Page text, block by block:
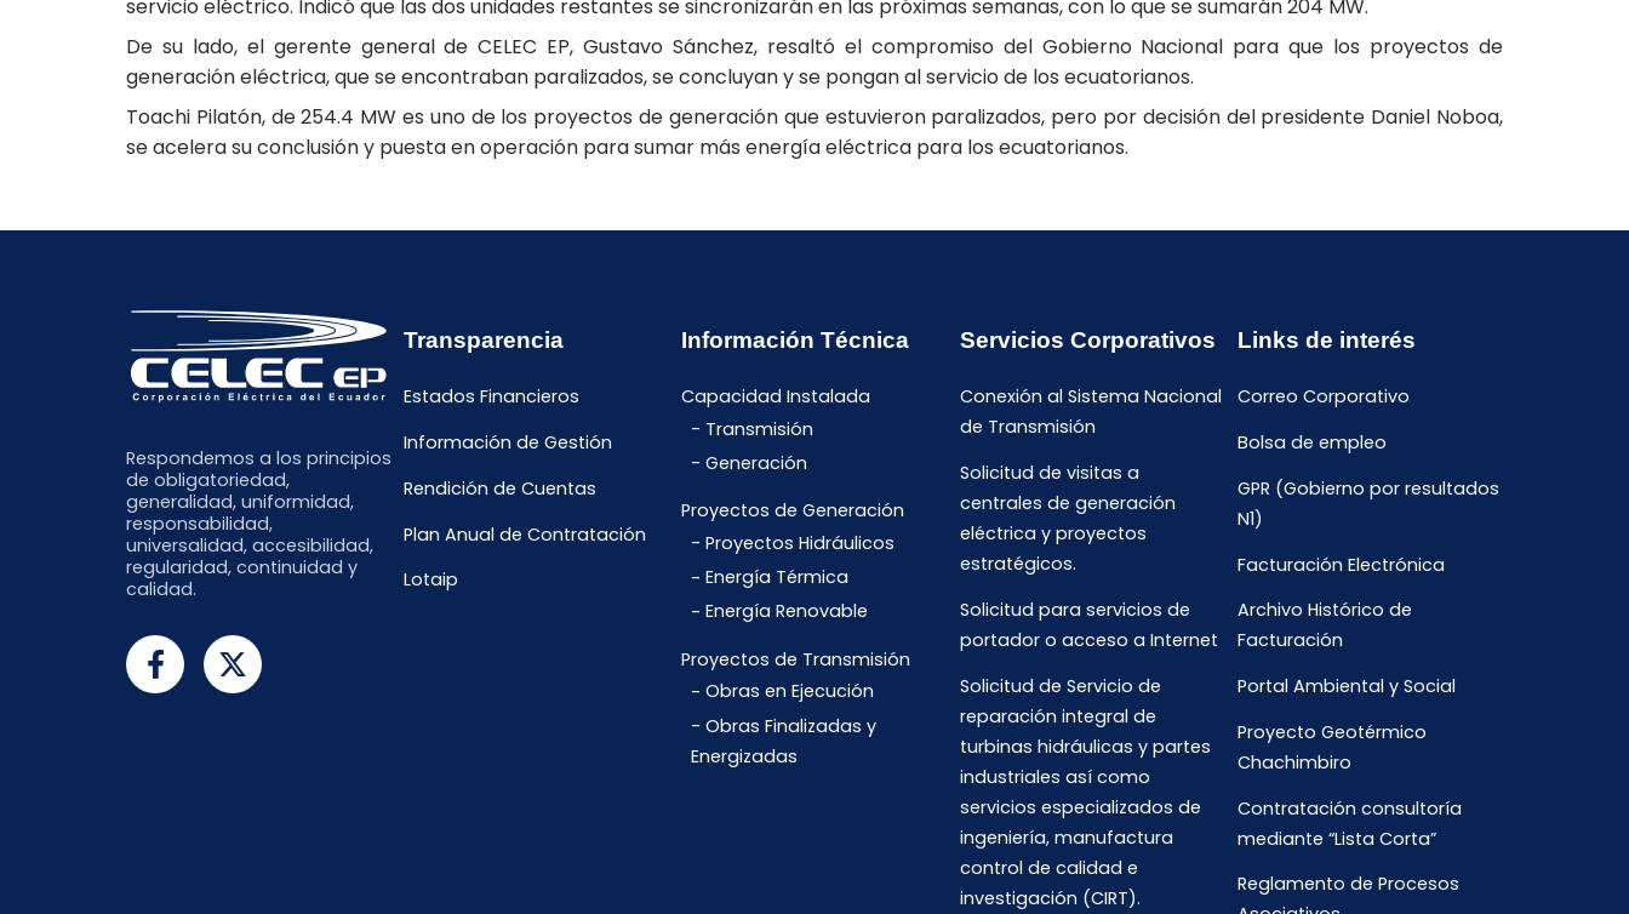
servicio eléctrico. Indicó que las dos unidades restantes se sincronizarán en las próximas semanas, con lo que se sumarán 204 MW.
De su lado, el gerente general de CELEC EP, Gustavo Sánchez, resaltó el compromiso del Gobierno Nacional para que los proyectos de
generación eléctrica, que se encontraban paralizados, se concluyan y se pongan al servicio de los ecuatorianos.
Toachi Pilatón, de 254.4 MW es uno de los proyectos de generación que estuvieron paralizados, pero por decisión del presidente Daniel Noboa,
se acelera su conclusión y puesta en operación para sumar más energía eléctrica para los ecuatorianos.
Respondemos a los principios
de obligatoriedad,
generalidad, uniformidad,
responsabilidad,
universalidad, accesibilidad,
regularidad, continuidad y
calidad.
Transparencia
Estados Financieros
Información de Gestión
Rendición de Cuentas
Plan Anual de Contratación
Lotaip
Información Técnica
Capacidad Instalada
Transmisión
Generación
Proyectos de Generación
Proyectos Hidráulicos
Energía Térmica
Energía Renovable
Proyectos de Transmisión
Obras en Ejecución
Obras Finalizadas y
Energizadas
Servicios Corporativos
Conexión al Sistema Nacional
de Transmisión
Solicitud de visitas a
centrales de generación
eléctrica y proyectos
estratégicos.
Solicitud para servicios de
portador o acceso a Internet
Solicitud de Servicio de
reparación integral de
turbinas hidráulicas y partes
industriales así como
servicios especializados de
ingeniería, manufactura
control de calidad e
investigación (CIRT).
Links de interés
Correo Corporativo
Bolsa de empleo
GPR (Gobierno por resultados
N1)
Facturación Electrónica
Archivo Histórico de
Facturación
Portal Ambiental y Social
Proyecto Geotérmico
Chachimbiro
Contratación consultoría
mediante “Lista Corta”
Reglamento de Procesos